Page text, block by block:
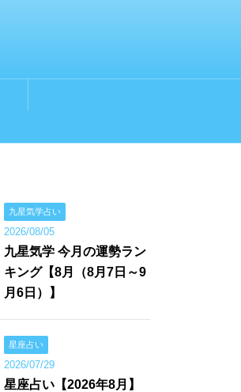
九星気学占い
2026/08/05
九星気学 今月の運勢ラン
キング【8月（8月7日～9
月6日）】
星座占い
2026/07/29
星座占い【2026年8月】